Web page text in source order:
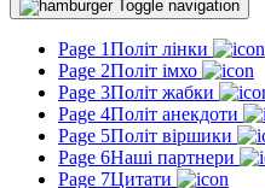
Toggle navigation
Page 1Політ лінки
Page 2Політ імхо
Page 3Політ жабки
Page 4Політ анекдоти
Page 5Політ віршики
Page 6Наші партнери
Page 7Цитати